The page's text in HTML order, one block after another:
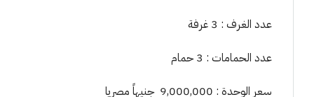
عدد الغرف : 3 غرفة
عدد الحمامات : 3 حمام
سعر الوحدة : 9,000,000 جنيهاً مصريا